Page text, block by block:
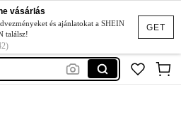
GET
vásárlás
és ajánlatokat a SHEIN
találsz!